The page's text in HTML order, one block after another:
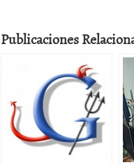
Publicaciones